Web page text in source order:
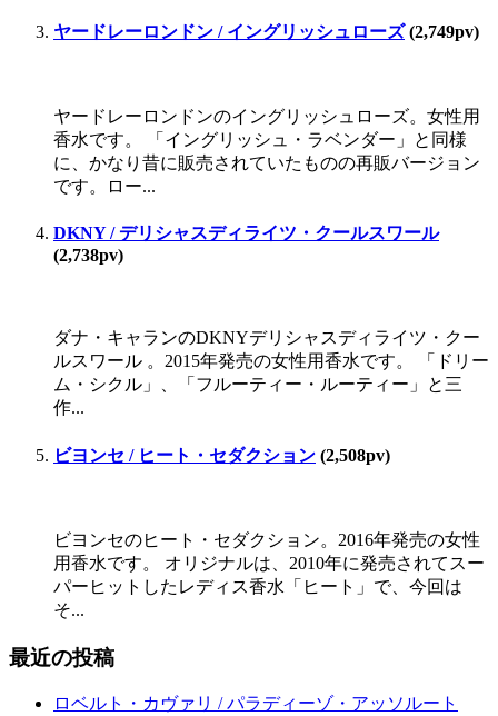
ヤードレーロンドン / イングリッシュローズ(2,749pv)
ヤードレーロンドンのイングリッシュローズ。女性用
香水です。 「イングリッシュ・ラベンダー」と同様
に、かなり昔に販売されていたものの再販バージョン
です。ロー...
DKNY / デリシャスディライツ・クールスワール
(2,738pv)
ダナ・キャランのDKNYデリシャスディライツ・クー
ルスワール 。2015年発売の女性用香水です。 「ドリー
ム・シクル」、「フルーティー・ルーティー」と三
作...
ビヨンセ / ヒート・セダクション (2,508pv)
ビヨンセのヒート・セダクション。2016年発売の女性
用香水です。 オリジナルは、2010年に発売されてスー
パーヒットしたレディス香水「ヒート」で、今回は
そ...
最近の投稿
ロベルト・カヴァリ / パラディーゾ・アッソルート